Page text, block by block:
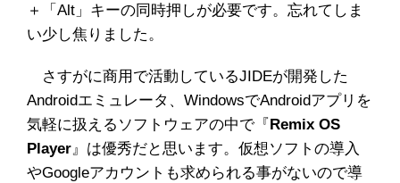
＋「Alt」キーの同時押しが必要です。忘れてしま
い少し焦りました。
さすがに商用で活動しているJIDEが開発した
Androidエミュレータ、WindowsでAndroidアプリを
気軽に扱えるソフトウェアの中で『 Remix OS
Player』は優秀だと思います。仮想ソフトの導入
やGoogleアカウントも求められる事がないので導